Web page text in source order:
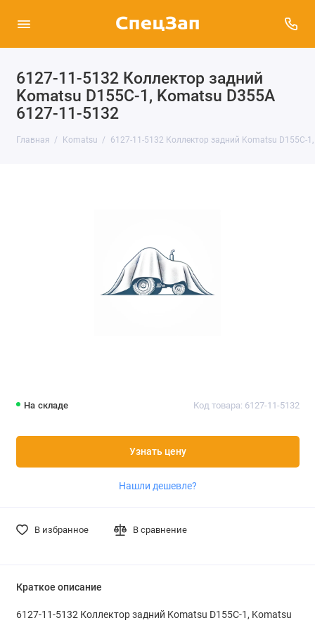
6127-11-5132 Коллектор задний
Komatsu D155C-1, Komatsu D355A
6127-11-5132
Главная Komatsu 6127-11-5132 Коллектор задний Komatsu D155C-
На складе Код товара: 6127-11-5132
Узнать цену
Нашли дешевле?
В избранное В сравнение
Краткое описание
6127-11-5132 Коллектор задний Komatsu D155C-1, Komatsu